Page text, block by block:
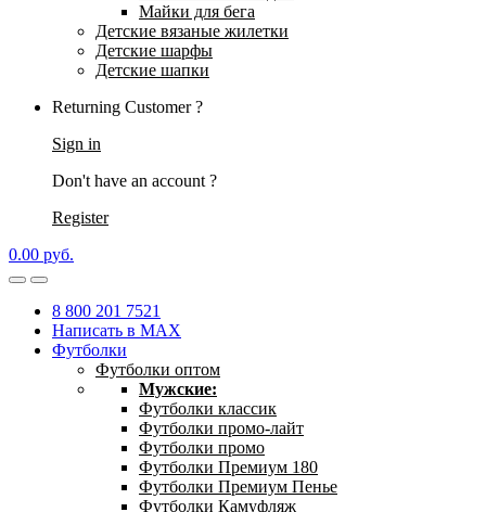
Майки для бега
Детские вязаные жилетки
Детские шарфы
Детские шапки
Returning Customer ?
Sign in
Don't have an account ?
Register
0.00 руб.
8 800 201 7521
Написать в MAX
Футболки
Футболки оптом
Мужские:
Футболки классик
Футболки промо-лайт
Футболки промо
Футболки Премиум 180
Футболки Премиум Пенье
Футболки Камуфляж